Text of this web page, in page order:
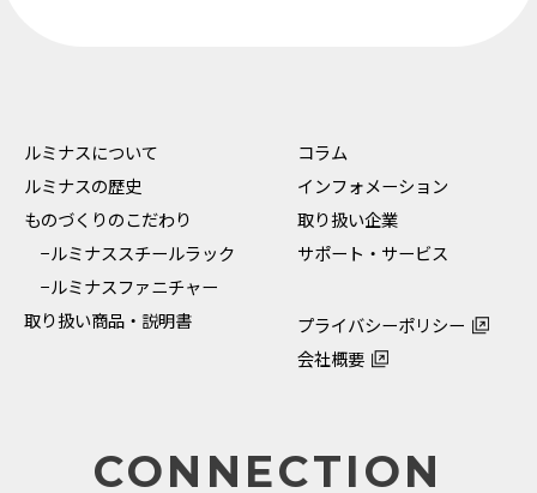
ルミナスについて
ルミナスの歴史
ものづくりのこだわり
−ルミナススチールラック
−ルミナスファニチャー
取り扱い商品・説明書
コラム
インフォメーション
取り扱い企業
サポート・サービス
プライバシーポリシー
会社概要
CONNECTION